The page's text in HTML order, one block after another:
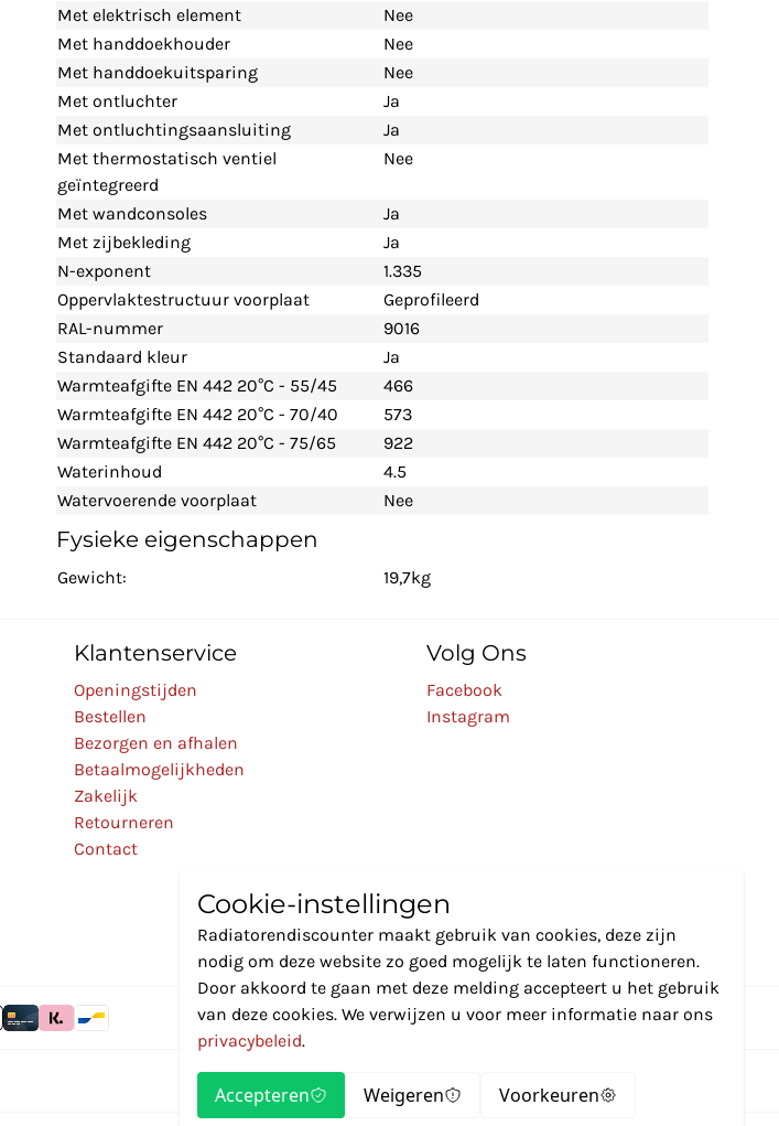
Met elektrisch element
Nee
Met handdoekhouder
Nee
Met handdoekuitsparing
Nee
Met ontluchter
Ja
Met ontluchtingsaansluiting
Ja
Met thermostatisch ventiel
geïntegreerd
Nee
Met wandconsoles
Ja
Met zijbekleding
Ja
N-exponent
1.335
Oppervlaktestructuur voorplaat
Geprofileerd
RAL-nummer
9016
Standaard kleur
Ja
Warmteafgifte EN 442 20°C - 55/45
466
Warmteafgifte EN 442 20°C - 70/40
573
Warmteafgifte EN 442 20°C - 75/65
922
Waterinhoud
4.5
Watervoerende voorplaat
Nee
Fysieke eigenschappen
Gewicht: 19,7kg
Klantenservice
Openingstijden
Bestellen
Bezorgen en afhalen
Betaalmogelijkheden
Zakelijk
Retourneren
Contact
Volg Ons
Facebook
Instagram
Cookie-instellingen
Radiatorendiscounter maakt gebruik van cookies, deze zijn
nodig om deze website zo goed mogelijk te laten functioneren.
Door akkoord te gaan met deze melding accepteert u het gebruik
van deze cookies. We verwijzen u voor meer informatie naar ons
privacybeleid.
Accepteren Weigeren Voorkeuren